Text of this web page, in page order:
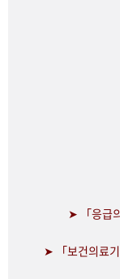
➤ 「응급
➤ 「보건의료